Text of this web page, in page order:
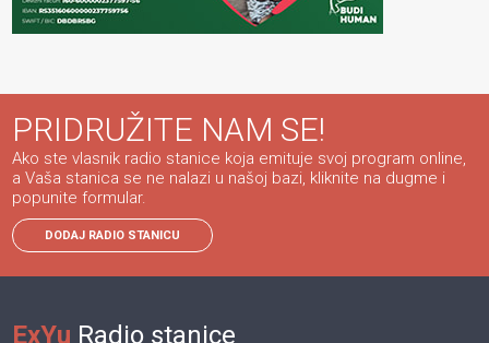
PRIDRUŽITE NAM SE!
Ako ste vlasnik radio stanice koja emituje svoj program online,
a Vaša stanica se ne nalazi u našoj bazi, kliknite na dugme i
popunite formular.
DODAJ RADIO STANICU
ExYu Radio stanice